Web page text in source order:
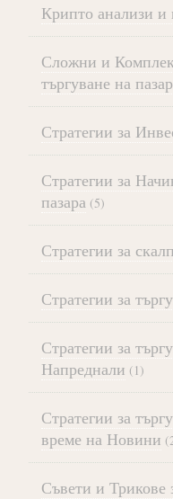
Крипто анализи и
Сложни и
търгуване на
Стратегии за
Стратегии за
пазара (5)
Стратегии за
Стратегии за
Стратегии за
Напреднали (1)
Стратегии за
време на Новини
Съвети и Трикове